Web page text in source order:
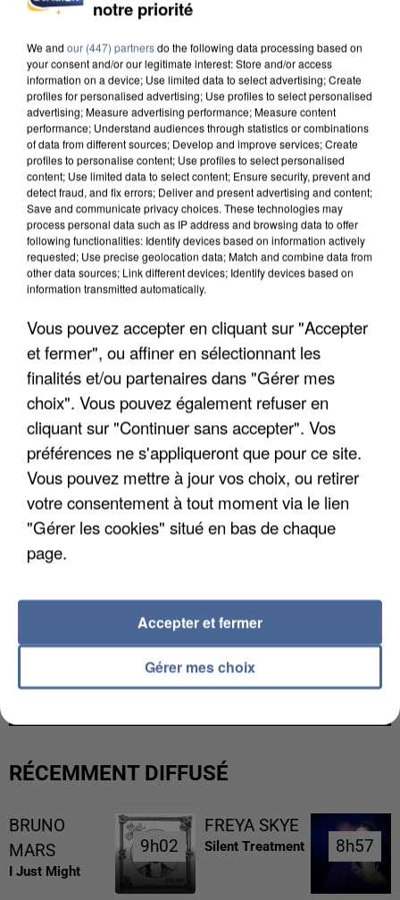
MAFIA INTERPELLÉ EN ALGÉRIE
UN SECOND CADRE DE LA DZ MAFIA
INTERPELLÉ EN ALGÉRIE
RÉCEMMENT DIFFUSÉ
BRUNO
MARS
I Just Might
9h02
9h02
FREYA SKYE
Silent Treatment 8h57
8h57
notre priorité
We and our (447) partnersdo the following data processing based on
your consent and/or our legitimate interest: Store and/or access
information on a device; Use limited data to select advertising; Create
profiles for personalised advertising; Use profiles to select personalised
advertising; Measure advertising performance; Measure content
performance; Understand audiences through statistics or combinations
of data from different sources; Develop and improve services; Create
profiles to personalise content; Use profiles to select personalised
content; Use limited data to select content; Ensure security, prevent and
detect fraud, and fix errors; Deliver and present advertising and content;
Save and communicate privacy choices. These technologies may
process personal data such as IP address and browsing data to offer
following functionalities: Identify devices based on information actively
requested; Use precise geolocation data; Match and combine data from
other data sources; Link different devices; Identify devices based on
information transmitted automatically.
Vous pouvez accepter en cliquant sur "Accepter
et fermer", ou affiner en sélectionnant les
finalités et/ou partenaires dans "Gérer mes
choix". Vous pouvez également refuser en
cliquant sur "Continuer sans accepter". Vos
préférences ne s'appliqueront que pour ce site.
Vous pouvez mettre à jour vos choix, ou retirer
votre consentement à tout moment via le lien
"Gérer les cookies" situé en bas de chaque
page.
Gérer mes choix
Accepter et fermer